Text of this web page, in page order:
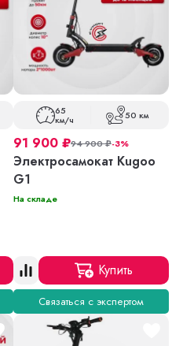
65
км/ч 50 км
91 900 ₽94 900₽-3%
Электросамокат Kugoo
G1
На складе
Купить
Связаться с экспертом